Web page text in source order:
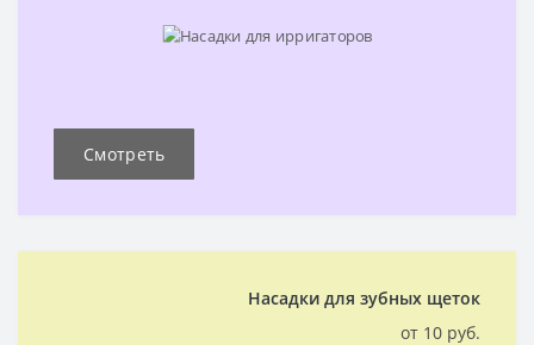
Смотреть
Насадки для зубных щеток
от 10 руб.